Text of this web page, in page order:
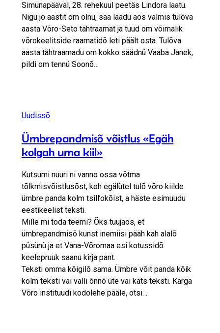
Simunapääväl, 28. rehekuul peetäs Lindora laatu.
Nigu jo aastit om olnu, saa laadu aos valmis tulõva
aasta Võro-Seto tähtraamat ja tuud om võimalik
võrokeelitside raamatidõ leti päält osta. Tulõva
aasta tähtraamadu om kokko säädnü Vaaba Janek,
pildi om tennü Soonõ…
Uudissõ
Ümbrepandmisõ võistlus «Egäh
kolgah uma kiil»
Kutsumi nuuri ni vanno ossa võtma
tõlkmisvõistlusõst, koh egälütel tulõ võro kiilde
ümbre panda kolm tsill’okõist, a häste esimuudu
eestikeelist teksti.
Mille mi toda teemi? Õks tuujaos, et
ümbrepandmisõ kunst inemiisi pääh kah alalõ
püsünü ja et Vana-Võromaa esi kotussidõ
keelepruuk saanu kirja pant.
Teksti omma kõigilõ sama. Ümbre võit panda kõik
kolm teksti vai valli õnnõ üte vai kats teksti. Karga
Võro instituudi kodolehe pääle, otsi…